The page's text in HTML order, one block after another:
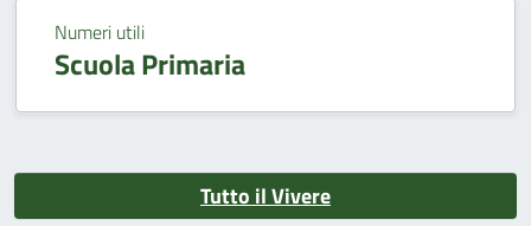
Numeri utili
Scuola Primaria
Tutto il Vivere